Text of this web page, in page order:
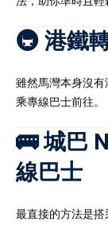
🚇 港鐵
雖然馬灣本身沒
乘專線巴士前往。
🚌 城巴
線巴士
最直接的方法是